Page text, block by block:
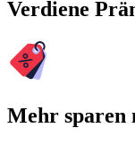
Verdiene
Mehr